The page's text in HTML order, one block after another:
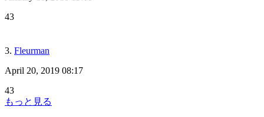
43
3. Fleurman
April 20, 2019 08:17
43
もっと見る